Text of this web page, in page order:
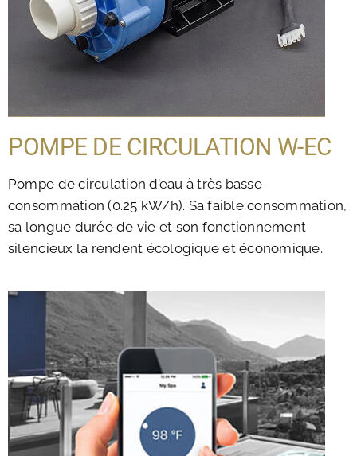
POMPE DE CIRCULATION W-EC
Pompe de circulation d’eau à très basse
consommation (0.25 kW/h). Sa faible consommation,
sa longue durée de vie et son fonctionnement
silencieux la rendent écologique et économique.